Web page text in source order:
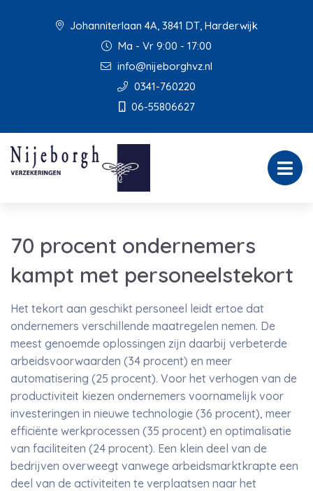
Johanniterlaan 4A, 3841 DT, Harderwijk
Ma - Vr 9:00 - 17:00
info@nijeborghvz.nl
0341-760220
06-55806627
70 procent ondernemers
kampt met personeelstekort
Het tekort aan geschikt personeel leidt ertoe dat
ondernemers verschillende maatregelen nemen. De
meest genoemde oplossingen zijn daarbij verbeterde
arbeidsvoorwaarden (34 procent) en meer
automatisering (25 procent). Voor het verhogen van de
productiviteit kiezen ondernemers voornamelijk voor
investeringen in nieuwe technologie (36 procent), meer
efficiënte werkprocessen (35 procent) en optimalisatie
van faciliteiten (24 procent). Een klein deel van de
bedrijven overweegt vanwege arbeidsmarktkrapte een
deel van de activiteiten te verplaatsen naar het